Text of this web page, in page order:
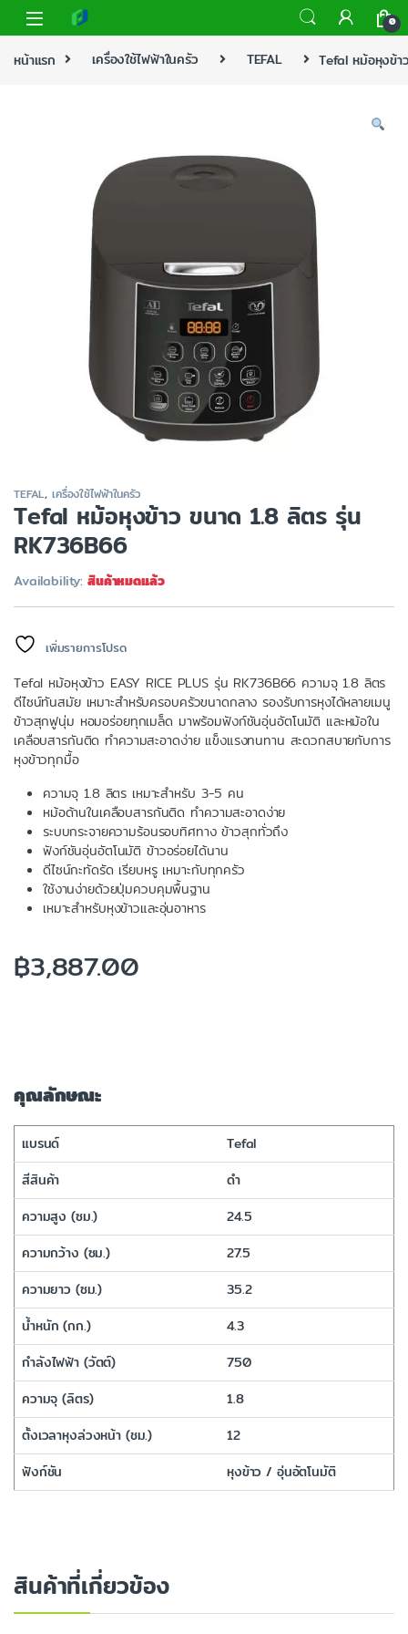
0
หน้าแรก เครื่องใช้ไฟฟ้าในครัว TEFAL Tefal หม้อหุงข้
TEFAL,เครื่องใช้ไฟฟ้าในครัว
Tefal หม้อหุงข้าว ขนาด 1.8 ลิตร รุ่น
RK736B66
Availability:สินค้าหมดแล้ว
เพิ่มรายการโปรด
Tefal หม้อหุงข้าว EASY RICE PLUS รุ่น RK736B66 ความจุ 1.8 ลิตร
ดีไซน์ทันสมัย เหมาะสำหรับครอบครัวขนาดกลาง รองรับการหุงได้หลายเมนู
ข้าวสุกฟูนุ่ม หอมอร่อยทุกเมล็ด มาพร้อมฟังก์ชันอุ่นอัตโนมัติ และหม้อใน
เคลือบสารกันติด ทำความสะอาดง่าย แข็งแรงทนทาน สะดวกสบายกับการ
หุงข้าวทุกมื้อ
ความจุ 1.8 ลิตร เหมาะสำหรับ 3-5 คน
หม้อด้านในเคลือบสารกันติด ทำความสะอาดง่าย
ระบบกระจายความร้อนรอบทิศทาง ข้าวสุกทั่วถึง
ฟังก์ชันอุ่นอัตโนมัติ ข้าวอร่อยได้นาน
ดีไซน์กะทัดรัด เรียบหรู เหมาะกับทุกครัว
ใช้งานง่ายด้วยปุ่มควบคุมพื้นฐาน
เหมาะสำหรับหุงข้าวและอุ่นอาหาร
฿3,887.00
สินค้าที่เกี่ยวข้อง
คุณลักษณะ
แบรนด์
Tefal
สีสินค้า
ดำ
ความสูง (ซม.)
24.5
ความกว้าง (ซม.)
27.5
ความยาว (ซม.)
35.2
น้ำหนัก (กก.)
4.3
กำลังไฟฟ้า (วัตต์)
750
ความจุ (ลิตร)
1.8
ตั้งเวลาหุงล่วงหน้า (ชม.)
12
ฟังก์ชัน
หุงข้าว / อุ่นอัตโนมัติ